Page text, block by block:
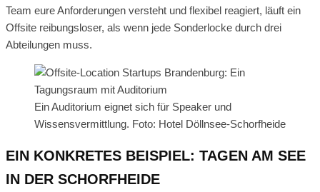
Team eure Anforderungen versteht und flexibel reagiert, läuft ein
Offsite reibungsloser, als wenn jede Sonderlocke durch drei
Abteilungen muss.
Ein Auditorium eignet sich für Speaker und
Wissensvermittlung. Foto: Hotel Döllnsee-Schorfheide
EIN KONKRETES BEISPIEL: TAGEN AM SEE
IN DER SCHORFHEIDE